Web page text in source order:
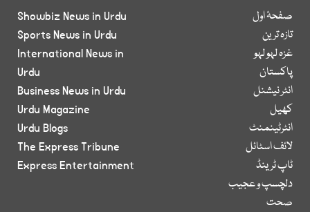
صفحۂ اول
تازہ ترین
غزہ لہو لہو
پاکستان
انٹر نیشنل
کھیل
انٹرٹینمنٹ
لائف اسٹائل
ٹاپ ٹرینڈ
دلچسپ و عجیب
صحت
Showbiz News in Urdu
Sports News in Urdu
International News in
Urdu
Business News in Urdu
Urdu Magazine
Urdu Blogs
The Express Tribune
Express Entertainment